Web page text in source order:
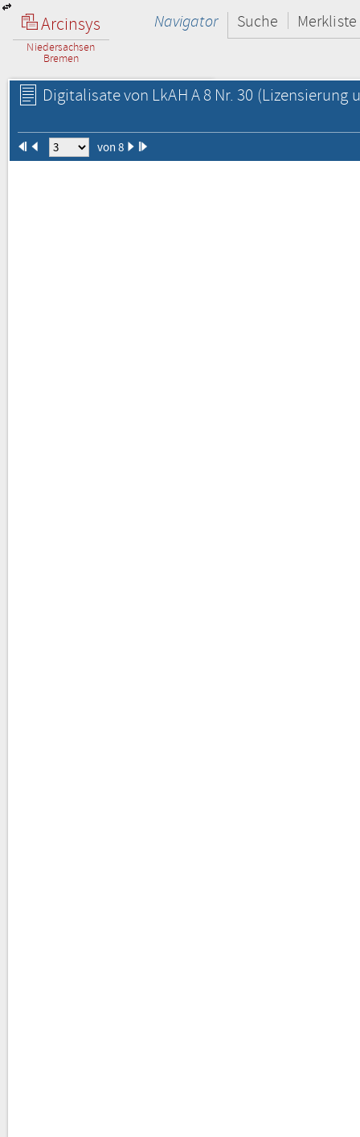
Arcinsys
Niedersachsen
Bremen
Navigator Suche Merkliste
Digitalisate von LkAH A 8 Nr. 30 (Lizensierung
von 8